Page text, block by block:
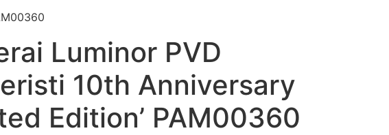
Luminor PVD
10th Anniversary
Edition’ PAM00360